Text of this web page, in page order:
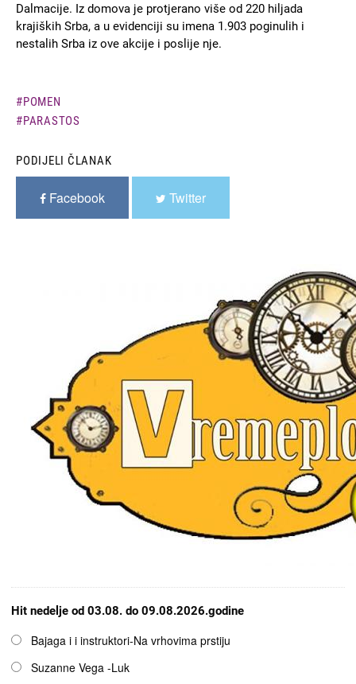
Dalmacije. Iz domova je protjerano više od 220 hiljada
krajiških Srba, a u evidenciji su imena 1.903 poginulih i
nestalih Srba iz ove akcije i poslije nje.
POMEN
PARASTOS
PODIJELI ČLANAK
Facebook Twitter
Hit nedelje od 03.08. do 09.08.2026.godine
OpcijeBajaga i i instruktori-Na vrhovima prstiju
Suzanne Vega -Luk